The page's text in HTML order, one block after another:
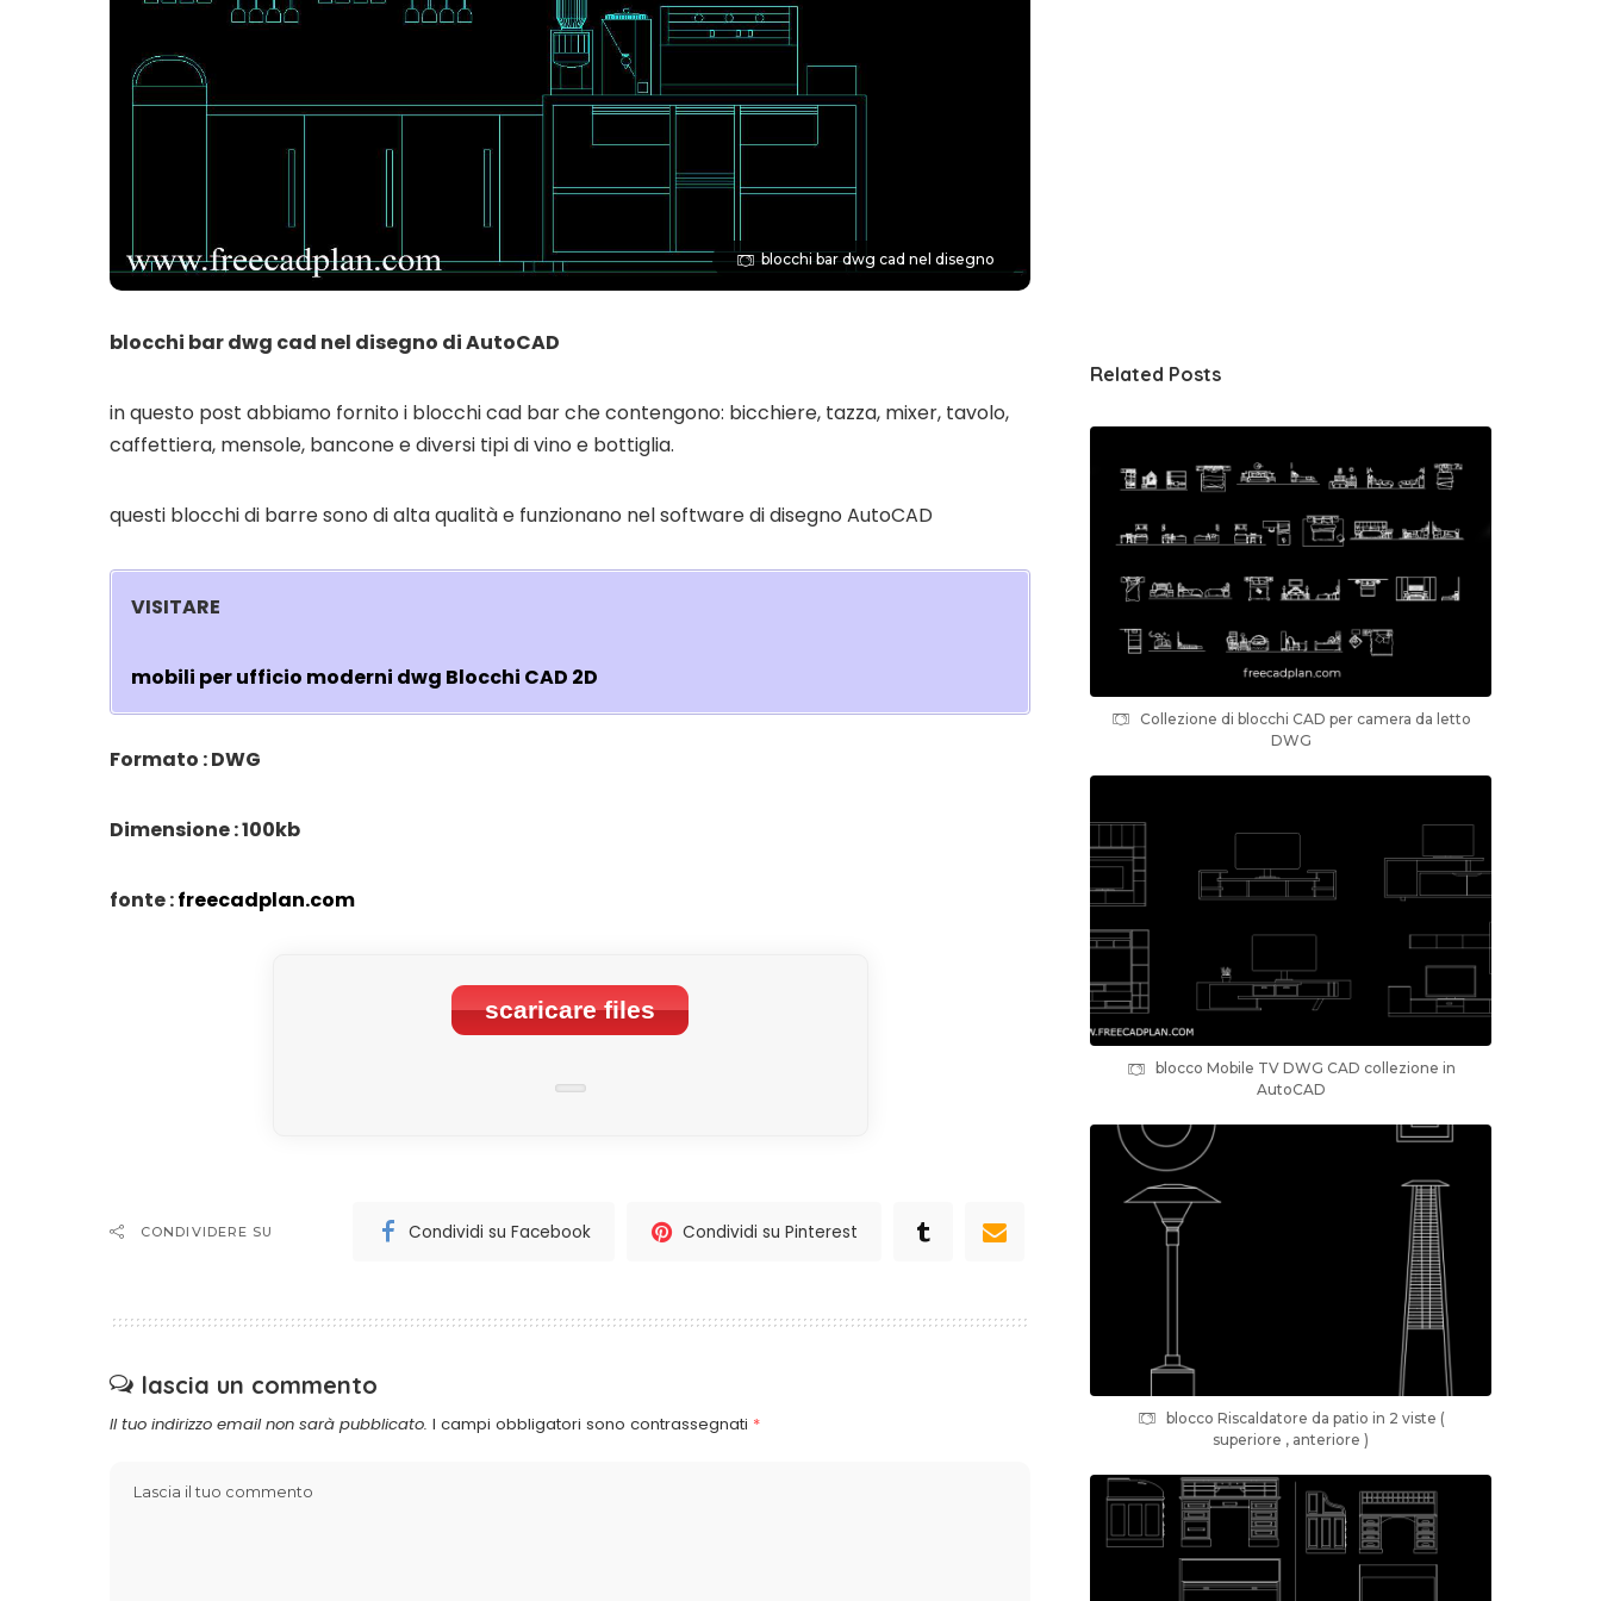
blocchi bar dwg cad nel disegno
blocchi bar dwg cad nel disegno di AutoCAD
in questo post abbiamo fornito i blocchi cad bar che contengono: bicchiere, tazza, mixer, tavolo,
caffettiera, mensole, bancone e diversi tipi di vino e bottiglia.
questi blocchi di barre sono di alta qualità e funzionano nel software di disegno AutoCAD
VISITARE
mobili per ufficio moderni dwg Blocchi CAD 2D
Formato : DWG
Dimensione : 100kb
fonte :freecadplan.com
scaricare files
CONDIVIDERE SU Condividi su Facebook Condividi su Pinterest
lascia un commento
Il tuo indirizzo email non sarà pubblicato. I campi obbligatori sono contrassegnati *
Related Posts
Collezione di blocchi CAD per camera da letto
DWG
blocco Mobile TV DWG CAD collezione in
AutoCAD
blocco Riscaldatore da patio in 2 viste (
superiore , anteriore )